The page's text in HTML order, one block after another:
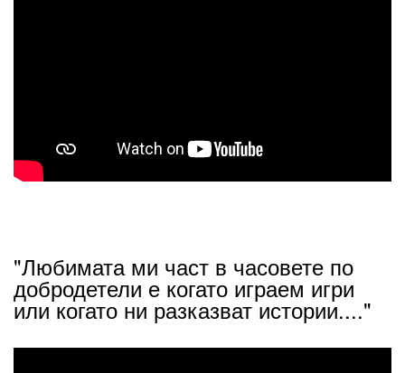
"Любимата ми част в часовете по
добродетели е когато играем игри
или когато ни разказват истории...."